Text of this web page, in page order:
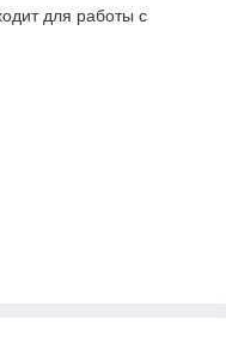
для работы с